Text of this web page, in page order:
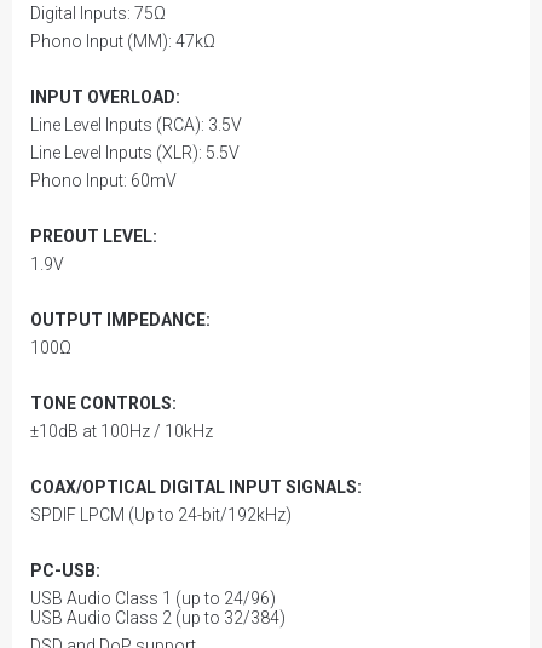
Digital Inputs: 75Ω
Phono Input (MM): 47kΩ
INPUT OVERLOAD:
Line Level Inputs (RCA): 3.5V
Line Level Inputs (XLR): 5.5V
Phono Input: 60mV
PREOUT LEVEL:
1.9V
OUTPUT IMPEDANCE:
100Ω
TONE CONTROLS:
±10dB at 100Hz / 10kHz
COAX/OPTICAL DIGITAL INPUT SIGNALS:
SPDIF LPCM (Up to 24-bit/192kHz)
PC-USB:
USB Audio Class 1 (up to 24/96)
USB Audio Class 2 (up to 32/384)